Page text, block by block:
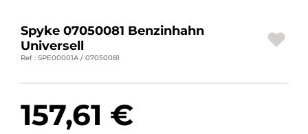
MARKEN
Spyke 07050081 Benzinhahn
Universell
Ref : SPE00001A / 07050081
157,61 €